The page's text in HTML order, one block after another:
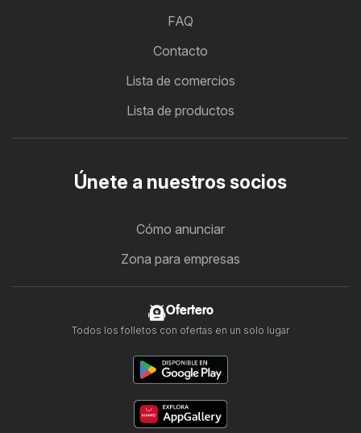
FAQ
Contacto
Lista de comercios
Lista de productos
Únete a nuestros socios
Cómo anunciar
Zona para empresas
Ofertero
Todos los folletos con ofertas en un solo lugar